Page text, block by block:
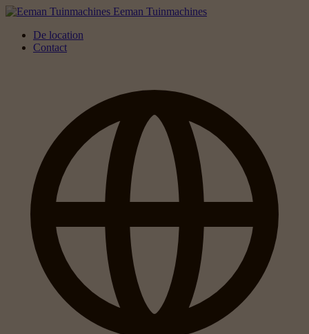
Eeman Tuinmachines
De location
Contact